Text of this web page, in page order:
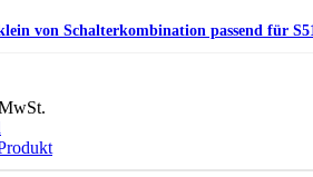
von Schalterkombination passend für